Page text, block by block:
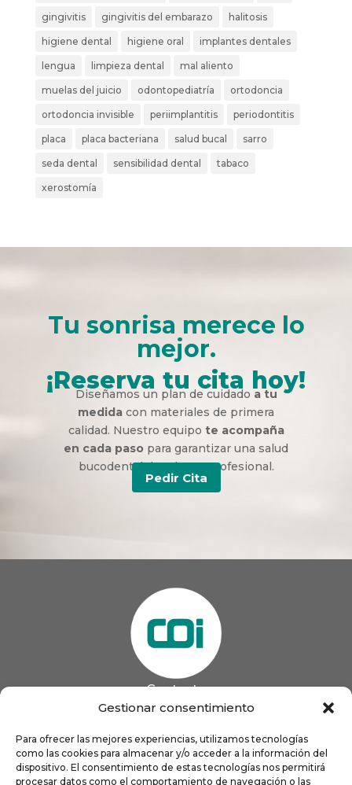
Gestionar consentimiento
Para ofrecer las mejores experiencias, utilizamos tecnologías
como las cookies para almacenar y/o acceder a la información del
dispositivo. El consentimiento de estas tecnologías nos permitirá
procesar datos como el comportamiento de navegación o las
gingivitis gingivitis del embarazo halitosis
higiene dental higiene oral implantes dentales
lengua limpieza dental mal aliento
muelas del juicio odontopediatría ortodoncia
ortodoncia invisible periimplantitis periodontitis
placa placa bacteriana salud bucal sarro
seda dental sensibilidad dental tabaco
xerostomía
Tu sonrisa merece lo
mejor.
¡Reserva tu cita hoy!
Diseñamos un plan de cuidado a tu
medida con materiales de primera
calidad. Nuestro equipo te acompaña
en cada paso para garantizar una salud
bucodental duradera y profesional.
Pedir Cita
Contacto
 coigijon@gmail.com
Horario
Lun
9:00 a 13:00 - 16:00 a 21:00
Mar
9:00 a 13:00 - 16:00 a 20:00